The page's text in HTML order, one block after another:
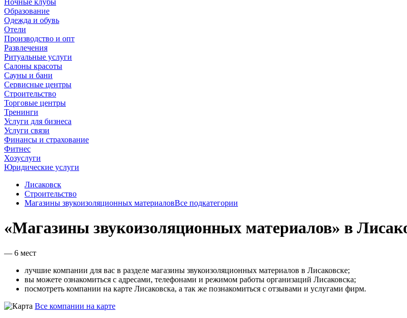
Ночные клубы
Образование
Одежда и обувь
Отели
Производство и опт
Развлечения
Ритуальные услуги
Салоны красоты
Сауны и бани
Сервисные центры
Строительство
Торговые центры
Тренинги
Услуги для бизнеса
Услуги связи
Финансы и страхование
Фитнес
Хозуслуги
Юридические услуги
Лисаковск
Строительство
Магазины звукоизоляционных материаловВсе подкатегории
«Магазины звукоизоляционных материалов» в
— 6 мест
лучшие компании для вас в разделе магазины звукоизоляционных материалов в Лисаковске;
вы можете ознакомиться с адресами, телефонами и режимом работы организаций Лисаковска;
посмотреть компании на карте Лисаковска, а так же познакомиться с отзывами и услугами фирм.
Все компании на карте